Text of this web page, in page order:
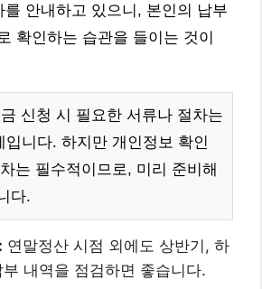
를 안내하고 있으니, 본인의 납부
확인하는 습관을 들이는 것이
신청 시 필요한 서류나 절차는
입니다. 하지만 개인정보 확인
는 필수적이므로, 미리 준비해
다.
연말정산 시점 외에도 상반기, 하
내역을 점검하면 좋습니다.